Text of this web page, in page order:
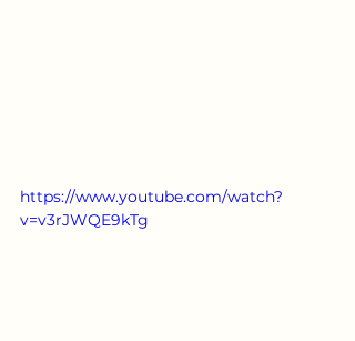
https://www.youtube.com/watch?
v=v3rJWQE9kTg